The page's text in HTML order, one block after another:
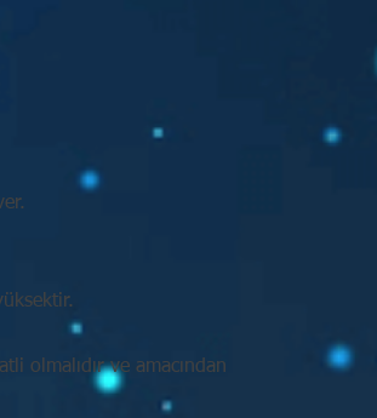
olmalıdır ve amacından